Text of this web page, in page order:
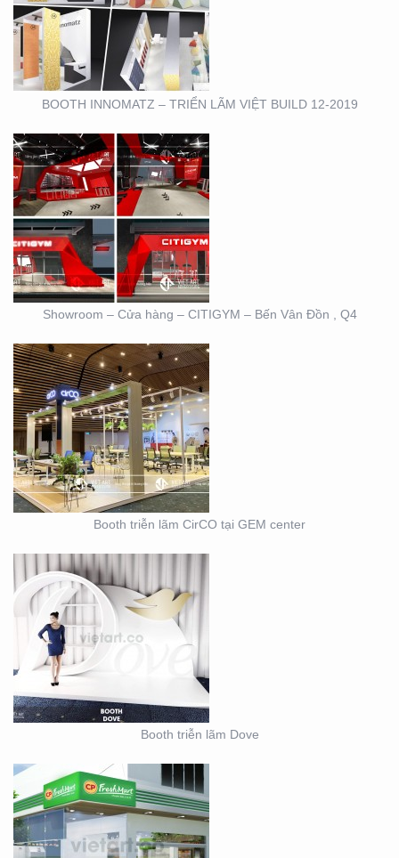
BOOTH INNOMATZ – TRIỂN LÃM VIỆT BUILD 12-2019
HÀNG – CITIGYM – BẾN
VÂN ĐỒN , Q4
Showroom – Cửa hàng – CITIGYM – Bến Vân Đồn , Q4
BOOTH TRIỄN LÃM
CIRCO TẠI GEM
CENTER
Booth triễn lãm CirCO tại GEM center
BOOTH TRIỄN LÃM
DOVE
Booth triễn lãm Dove
THIẾT KẾ THI CÔNG
NỘI THẤT SHOWROOM
– CỬA HÀNG
THIẾT KẾ KIOSK TRÀ
SỮA EASY LIFE